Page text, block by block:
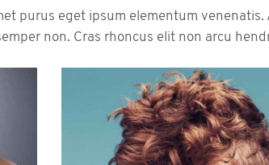
purus eget ipsum elementum
non. Cras rhoncus elit non arcu